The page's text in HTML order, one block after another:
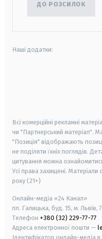
ДО РОЗСИЛОК
Наші додатки:
Всі комерційні рекламні
чи "Партнерський матеріал".
"Позиція" відображають
не поділяти їхніх поглядів.
цитування можна
Усі права захищені. Матеріали
року (21+)
Онлайн-медіа «24 Канал»
пл. Галицька, буд. 15, м. Львів,
Телефон +380 (32) 229-77-77
Адреса електронної пошти —
Ідентифікатор онлайн-медіа в